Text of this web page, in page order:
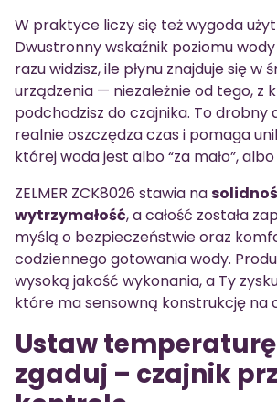
W praktyce liczy się też wygoda
Dwustronny wskaźnik poziomu
razu widzisz, ile płynu znajduje się w
urządzenia — niezależnie od tego, z
podchodzisz do czajnika. To drobny
realnie oszczędza czas i pomaga
której woda jest albo “za mało”, albo
ZELMER ZCK8026 stawia na
wytrzymałość, a całość została
myślą o bezpieczeństwie oraz
codziennego gotowania wody.
wysoką jakość wykonania, a Ty
które ma sensowną konstrukcję na
Ustaw
zgaduj – czajnik